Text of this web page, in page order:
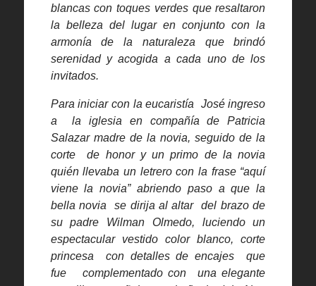
blancas con toques verdes que resaltaron
la belleza del lugar en conjunto con la
armonía de la naturaleza que brindó
serenidad y acogida a cada uno de los
invitados.
Para iniciar con la eucaristía José ingreso
a la iglesia en compañía de Patricia
Salazar madre de la novia, seguido de la
corte de honor y un primo de la novia
quién llevaba un letrero con la frase “aquí
viene la novia” abriendo paso a que la
bella novia se dirija al altar del brazo de
su padre Wilman Olmedo, luciendo un
espectacular vestido color blanco, corte
princesa con detalles de encajes que
fue complementado con una elegante